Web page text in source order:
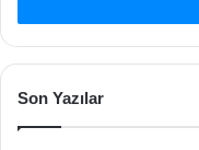
Son Yazılar